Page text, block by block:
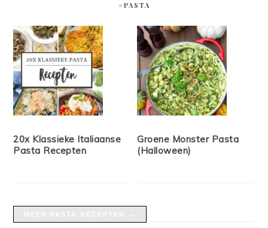
#PASTA
20x Klassieke Italiaanse
Pasta Recepten
Groene Monster Pasta
(Halloween)